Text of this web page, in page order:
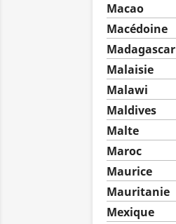
Macao
Macédoine
Madagascar
Malaisie
Malawi
Maldives
Malte
Maroc
Maurice
Mauritanie
Mexique